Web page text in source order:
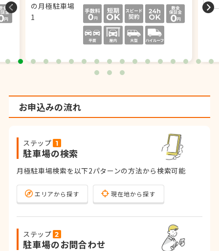
お申込みの流れ
ステップ
駐車場の検索
月極駐車場検索を以下2パターンの方法から検索可能
エリアから探す 現在地から探す
ステップ
駐車場のお問合わせ